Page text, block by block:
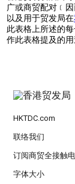
广或商贸配对﹝
以及用于贸发局在
此表格上所述的
作此表格提及的用
HKTDC.com
联络我们
订阅商贸全接触
字体大小